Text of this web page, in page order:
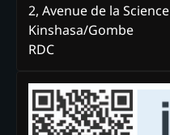
2, Avenue de la Science
Kinshasa/Gombe
RDC